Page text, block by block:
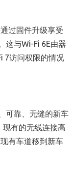
过固件升级享受
这与Wi-Fi 6E由器
7访问权限的情况
可靠、无缝的新车
有的无线连接高
有车道移到新车